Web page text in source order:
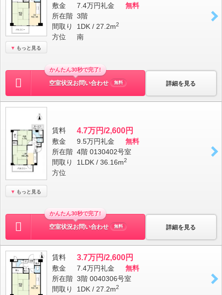
もっと見る
敷金 7.4万円礼金
無料
所在階 3階
間取り
1DK / 27.2m2
方位 南
詳細を見る
かんたん30秒で完了!
空室状況お問い合わせ 無料
もっと見る
賃料 4.7万円/2,600円
敷金 9.5万円礼金
無料
所在階 4階 0130402号室
間取り
1LDK / 36.16m2
方位
詳細を見る
かんたん30秒で完了!
空室状況お問い合わせ 無料
賃料 3.7万円/2,600円
敷金 7.4万円礼金
無料
所在階 3階 0040306号室
間取り
1DK / 27.2m2